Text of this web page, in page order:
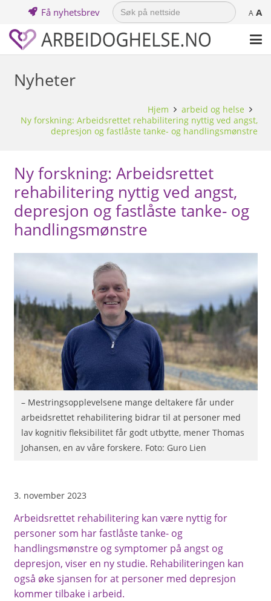
Få nyhetsbrev
Search
for: A A
Nyheter
Hjem
arbeid og helse
Ny forskning: Arbeidsrettet rehabilitering nyttig ved angst,
depresjon og fastlåste tanke- og handlingsmønstre
Ny forskning: Arbeidsrettet
rehabilitering nyttig ved angst,
depresjon og fastlåste tanke- og
handlingsmønstre
– Mestringsopplevelsene mange deltakere får under
arbeidsrettet rehabilitering bidrar til at personer med
lav kognitiv fleksibilitet får godt utbytte, mener Thomas
Johansen, en av våre forskere. Foto: Guro Lien
3. november 2023
Arbeidsrettet rehabilitering kan være nyttig for
personer som har fastlåste tanke- og
handlingsmønstre og symptomer på angst og
depresjon, viser en ny studie. Rehabiliteringen kan
også øke sjansen for at personer med depresjon
kommer tilbake i arbeid.